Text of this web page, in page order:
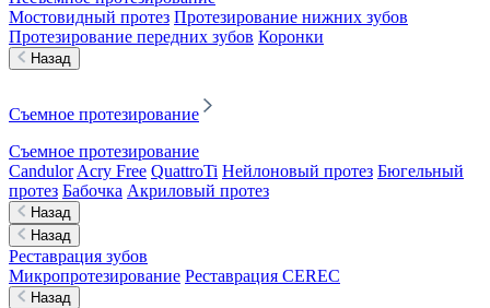
Мостовидный протез Протезирование нижних зубов
Протезирование передних зубов Коронки
Назад
Съемное протезирование
Съемное протезирование
Candulor Acry Free QuattroTi Нейлоновый протез Бюгельный
протез Бабочка Акриловый протез
Назад
Назад
Реставрация зубов
Микропротезирование Реставрация CEREC
Назад